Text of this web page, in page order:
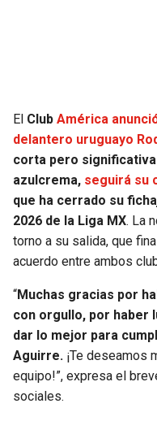
El Club América
delantero uruguayo
corta pero
azulcrema, seguirá su
que ha cerrado su
2026 de la Liga MX. La
torno a su salida, que
acuerdo entre ambos
“Muchas gracias por
con orgullo, por haber
dar lo mejor para
Aguirre. ¡Te deseamos
equipo!”, expresa el
sociales.